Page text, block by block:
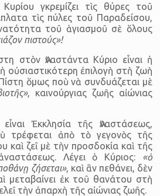
γκρεμίζει τὶς θύρες τοῦ
τὶς πύλες τοῦ Παραδείσου,
τοῦ ἁγιασμοῦ σὲ ὅλους
πιστούς»!
στὸν Ἀναστάντα Κύριο εἶναι ἡ
οὐσιαστικότερη ἐπιλογὴ στὴ ζωὴ
ὅμως ποὺ νὰ συνδυάζεται μὲ
, καινούργιας ζωῆς αἰώνιας
Ἐκκλησία τῆς Ἀναστάσεως,
τρέφεται ἀπὸ τὸ γεγονὸς τῆς
καὶ ζεῖ μὲ τὴν προσδοκία καὶ τῆς
Λέγει ὁ Κύριος: «ὁ
ζήσεται», καὶ ἂν πεθάνει, δὲν
μεταβαίνει ἐκ τοῦ θανάτου στὴ
τὴν ἀπαρχὴ τῆς αἰώνιας ζωῆς.